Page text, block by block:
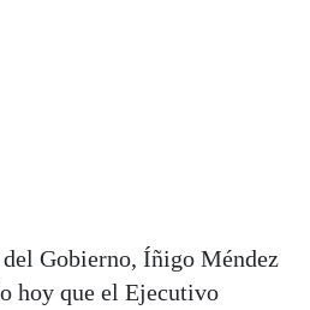
Gobierno, Íñigo Méndez
hoy que el Ejecutivo